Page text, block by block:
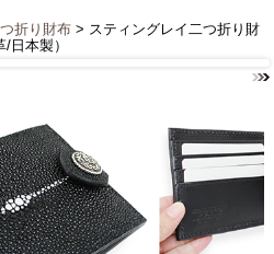
折り財布 > スティングレイ二つ折り財
日本製）